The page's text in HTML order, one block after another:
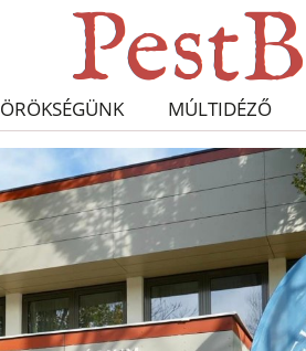
ÖRÖKSÉGÜNK MÚLTIDÉZŐ